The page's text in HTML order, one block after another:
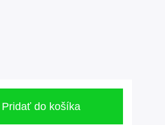
Pridať do košíka